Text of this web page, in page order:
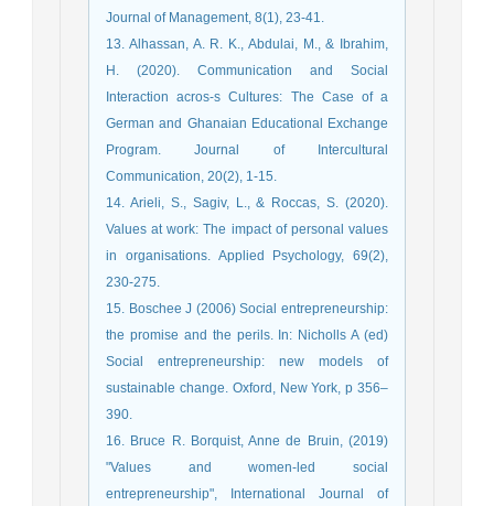
Journal of Management, 8(1), 23-41.
13. Alhassan, A. R. K., Abdulai, M., & Ibrahim,
H. (2020). Communication and Social
Interaction acros-s Cultures: The Case of a
German and Ghanaian Educational Exchange
Program. Journal of Intercultural
Communication, 20(2), 1-15.
14. Arieli, S., Sagiv, L., & Roccas, S. (2020).
Values at work: The impact of personal values
in organisations. Applied Psychology, 69(2),
230-275.
15. Boschee J (2006) Social entrepreneurship:
the promise and the perils. In: Nicholls A (ed)
Social entrepreneurship: new models of
sustainable change. Oxford, New York, p 356–
390.
16. Bruce R. Borquist, Anne de Bruin, (2019)
"Values and women-led social
entrepreneurship", International Journal of